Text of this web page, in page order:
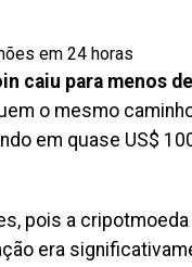
caiu para menos
o mesmo
em quase US$
pois a
era